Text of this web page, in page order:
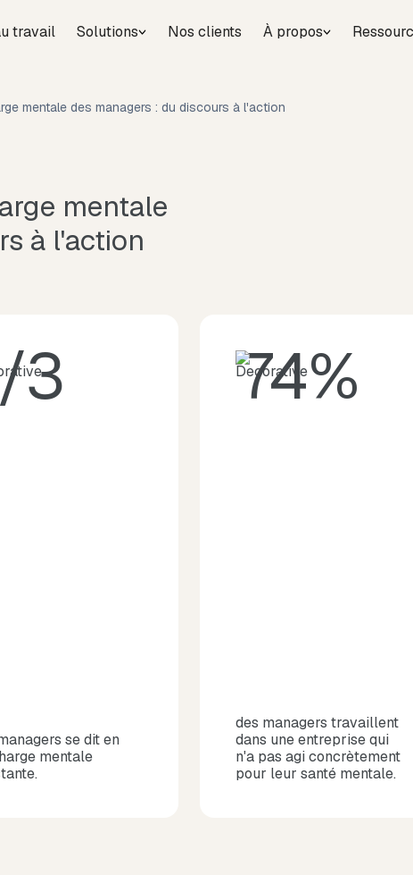
travail Solutions Nos clients À propos
mentale des managers : du discours à l'action
mentale
à l'action
3
se dit en
mentale
74%
des managers travaillent
dans une entreprise qui
n'a pas agi concrètement
pour leur santé mentale.